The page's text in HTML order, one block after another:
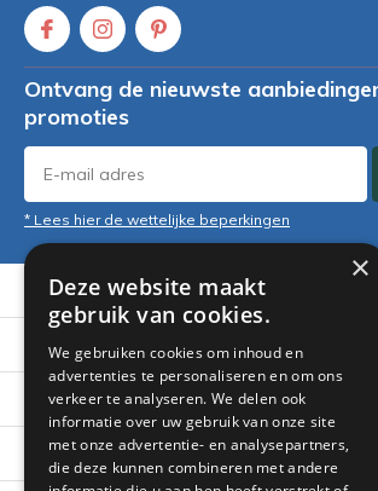
Ontvang de nieuwste
promoties
* Lees hier de wettelijke beperkingen
Klantenservice
Mijn account
Categorieën
Contact
×
Deze website maakt
gebruik van cookies.
We gebruiken cookies om inhoud en
advertenties te personaliseren en om ons
verkeer te analyseren. We delen ook
informatie over uw gebruik van onze site
met onze advertentie- en analysepartners,
die deze kunnen combineren met andere